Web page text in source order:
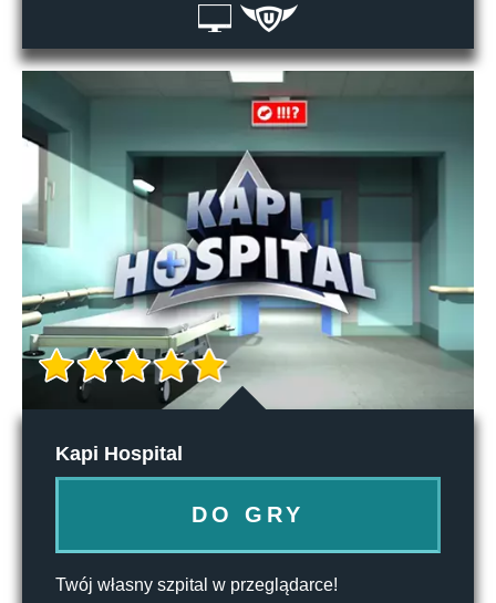
Kapi Hospital
DO GRY
Twój własny szpital w przeglądarce!